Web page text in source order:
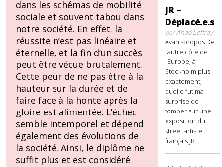
dans les schémas de mobilité
sociale et souvent tabou dans
notre société. En effet, la
réussite n’est pas linéaire et
éternelle, et la fin d’un succès
peut être vécue brutalement.
Cette peur de ne pas être à la
hauteur sur la durée et de
faire face à la honte après la
gloire est alimentée. L’échec
semble intemporel et dépend
également des évolutions de
la société. Ainsi, le diplôme ne
suffit plus et est considéré
JR –
Déplacé.e.s
parAnaë Leffray
Avant-propos De
l’autre côté de
l’Europe, à
Stockholm plus
exactement,
quelle fut ma
surprise de
tomber sur une
exposition du
street artiste
français JR....